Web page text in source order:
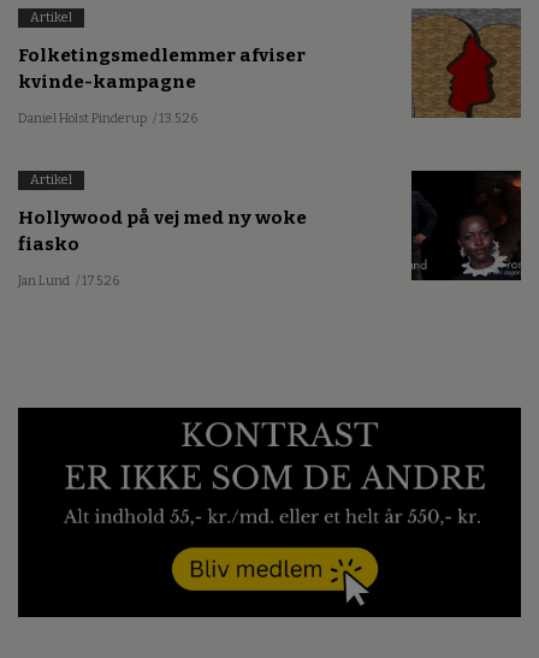
Artikel
Folketingsmedlemmer afviser
kvinde-kampagne
Daniel Holst Pinderup / 13.5.26
Artikel
Hollywood på vej med ny woke
fiasko
Jan Lund / 17.5.26